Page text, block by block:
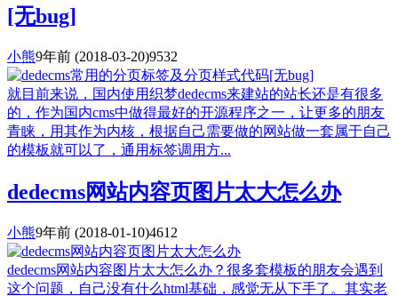
[无bug]
小熊9年前 (2018-03-20)9532
就目前来说，国内使用织梦dedecms来建站的站长还是有很多
的，作为国内cms中做得最好的开源程序之一，让更多的朋友
青睐，用其作为内核，根据自己需要做的网站做一套属于自己
的模板就可以了，通用标签调用方...
dedecms网站内容页图片太大怎么办
小熊9年前 (2018-01-10)4612
dedecms网站内容图片太大怎么办？很多套模板的朋友会遇到
这个问题，自己没有什么html基础，感觉无从下手了。其实老